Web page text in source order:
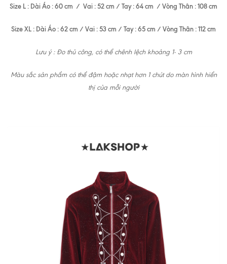
Size L : Dài Áo : 60 cm / Vai : 52 cm / Tay : 64 cm / Vòng Thân : 108 cm
Size XL : Dài Áo : 62 cm / Vai : 53 cm / Tay : 65 cm / Vòng Thân : 112 cm
Lưu ý : Đo thủ công, có thể chênh lệch khoảng 1- 3 cm
Màu sắc sản phẩm có thể đậm hoặc nhạt hơn 1 chút do màn hình hiển
thị của mỗi người